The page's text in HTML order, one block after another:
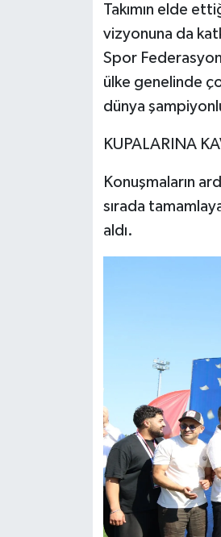
Takımın elde
vizyonuna da
Spor
ülke genelinde
dünya
KUPALARINA
Konuşmaların
sırada
aldı.